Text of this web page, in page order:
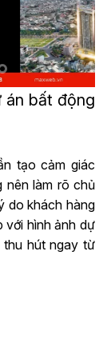
án bất động
tạo cảm giác
nên làm rõ chủ
do khách hàng
với hình ảnh dự
hút ngay từ